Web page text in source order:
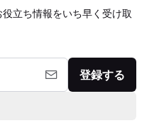
立ち情報をいち早く受け取
登録する